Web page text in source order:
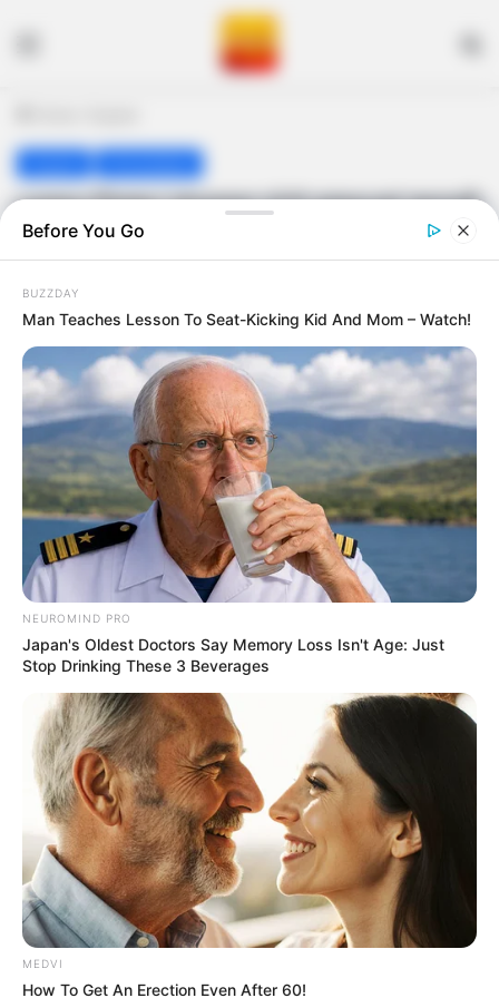
હવામાન નિષ્ણાત અંબાલાલ પટેલે ગુજરાતમાં આગામી
દિવસોમાં વરસાદ ને લઈને કરી મોટી આગાહી
રાજ્યમાં ચોમાસું ધીરે-ધીરે હવે બેસી ગયું છે. કેમ કે
રાજ્યમાં છેલ્લા થોડા દિવસોમાં સાર્વત્રિક વરસાદ જોવા
પટેલ દ્વારા આગામી દિવસોમાં વરસાદને લઈને મોટી
આગાહી કરી છે. તેમના દ્વારા છ તારીખના મધ્ય
ગુજરાતમાં ભારેથી અતિભારે વરસાદ થવાની સંભાવના
વ્યક્ત કરવામાં આવી છે.
Before You Go
BUZZDAY
Man Teaches Lesson To Seat-Kicking Kid And Mom – Watch!
NEUROMIND PRO
Japan's Oldest Doctors Say Memory Loss Isn't Age: Just
Stop Drinking These 3 Beverages
MEDVI
How To Get An Erection Even After 60!